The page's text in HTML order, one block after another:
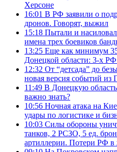
Херсоне
16:01 В РФ заявили о
дронов. Говорят, выжил
15:18 Пытали и
имена трех боевиков
13:25 Еще как минимум
Донецкой области: 3-х
12:32 От “детсада” до
новая версия событий из
11:49 В Донецкую
важно знать?
10:56 Ночная атака на
удары по логистике и
10:03 Силы обороны
танков, 2 РСЗО, 5 ед.
артиллерии. Потери РФ в